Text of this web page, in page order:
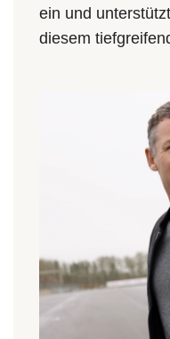
ein und
diesem